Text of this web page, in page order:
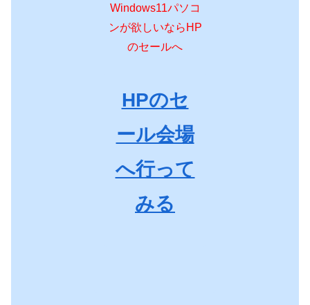
Windows11パソコ
ンが欲しいならHP
のセールへ
HPのセ
ール会場
へ行って
みる